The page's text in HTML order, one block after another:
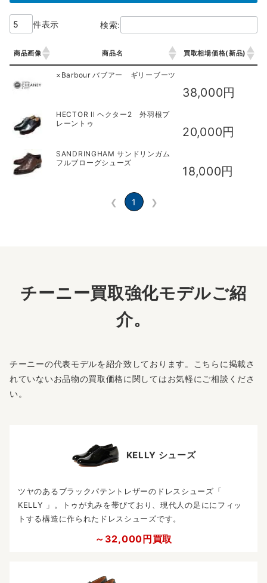
件表示 検索:
商品画像 商品名 買取相場価格(新品)
商品名
×Barbour バブアー ギリーブーツ
38,000円
HECTOR ll ヘクター2 外羽根プ
レーントゥ
20,000円
SANDRINGHAM サンドリンガム
フルブローグシューズ
18,000円
❮ 1 ❯
チーニー買取強化モデルご紹
介。
チーニーの代表モデルを紹介致しております。こちらに掲載さ
れていないお品物の買取価格に関してはお気軽にご相談くださ
い。
KELLY シューズ
ツヤのあるブラックパテントレザーのドレスシューズ「
KELLY 」。トゥが丸みを帯びており、現代人の足ににフィッ
トする構造に作られたドレスシューズです。
～32,000円買取